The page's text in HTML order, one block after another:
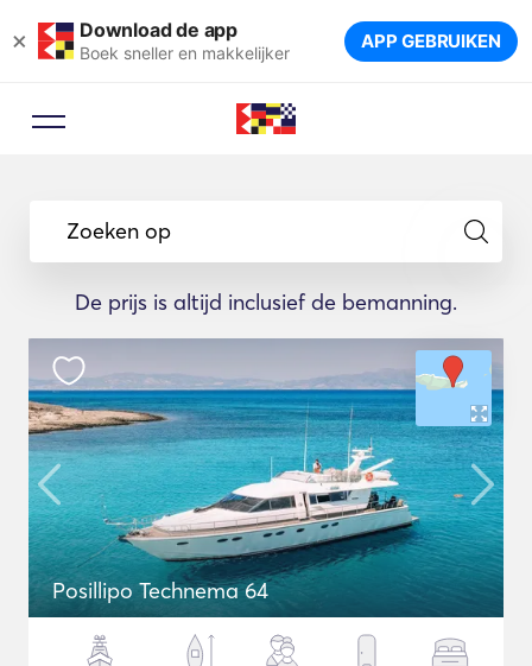
× Download de app
Boek sneller en makkelijker APP GEBRUIKEN
Zoeken op
De prijs is altijd inclusief de bemanning.
Posillipo Technema 64